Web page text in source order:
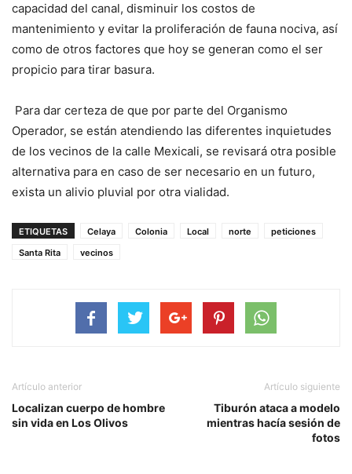
capacidad del canal, disminuir los costos de
mantenimiento y evitar la proliferación de fauna nociva, así
como de otros factores que hoy se generan como el ser
propicio para tirar basura.
Para dar certeza de que por parte del Organismo
Operador, se están atendiendo las diferentes inquietudes
de los vecinos de la calle Mexicali, se revisará otra posible
alternativa para en caso de ser necesario en un futuro,
exista un alivio pluvial por otra vialidad.
ETIQUETAS Celaya Colonia Local norte
peticiones
Santa Rita
vecinos
Artículo anterior
Localizan cuerpo de hombre
sin vida en Los Olivos
Artículo siguiente
Tiburón ataca a modelo
mientras hacía sesión de
fotos